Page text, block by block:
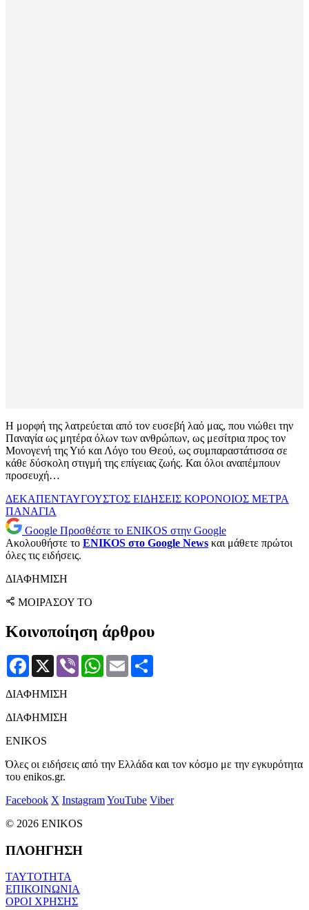
Η μορφή της λατρεύεται από τον ευσεβή λαό μας, που νιώθει την
Παναγία ως μητέρα όλων των ανθρώπων, ως μεσίτρια προς τον
Μονογενή της Υιό και Λόγο του Θεού, ως συμπαραστάτισσα σε
κάθε δύσκολη στιγμή της επίγειας ζωής. Και όλοι αναπέμπουν
προσευχή…
ΔΕΚΑΠΕΝΤΑΥΓΟΥΣΤΟΣ ΕΙΔΗΣΕΙΣ ΚΟΡΟΝΟΙΟΣ ΜΕΤΡΑ
ΠΑΝΑΓΙΑ
Google Προσθέστε το ENIKOS στην Google
Ακολουθήστε το ENIKOS στο Google News και μάθετε πρώτοι
όλες τις ειδήσεις.
ΔΙΑΦΗΜΙΣΗ
ΜΟΙΡΑΣΟΥ ΤΟ
Κοινοποίηση άρθρου
Facebook
X Viber WhatsApp
Email
ΔΙΑΦΗΜΙΣΗ
ΔΙΑΦΗΜΙΣΗ
ENIKOS
Όλες οι ειδήσεις από την Ελλάδα και τον κόσμο με την εγκυρότητα
του enikos.gr.
Facebook X InstagramYouTube Viber
© 2026 ENIKOS
ΠΛΟΗΓΗΣΗ
ΤΑΥΤΟΤΗΤΑ
ΕΠΙΚΟΙΝΩΝΙΑ
ΟΡΟΙ ΧΡΗΣΗΣ